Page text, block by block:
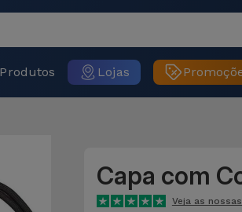
Produtos Lojas
Capa com
Veja as